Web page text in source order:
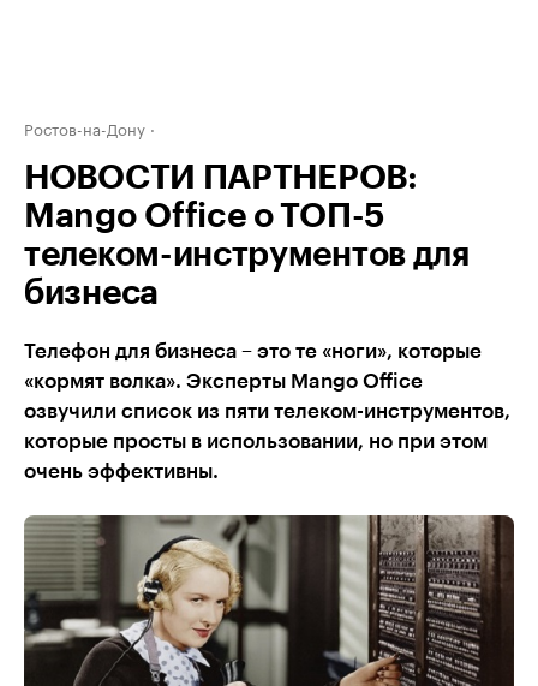
Ростов-на-Дону
НОВОСТИ ПАРТНЕРОВ:
Mango Office о ТОП-5
телеком-инструментов для
бизнеса
Телефон для бизнеса – это те «ноги», которые
«кормят волка». Эксперты Mango Office
озвучили список из пяти телеком-инструментов,
которые просты в использовании, но при этом
очень эффективны.